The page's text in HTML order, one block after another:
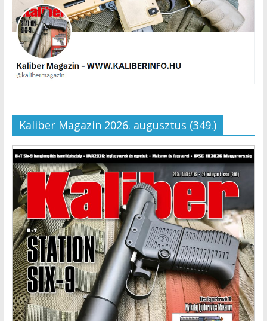
Kaliber Magazin 2026. augusztus (349.)